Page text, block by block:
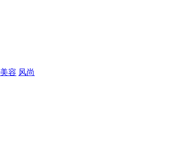
美容 风尚